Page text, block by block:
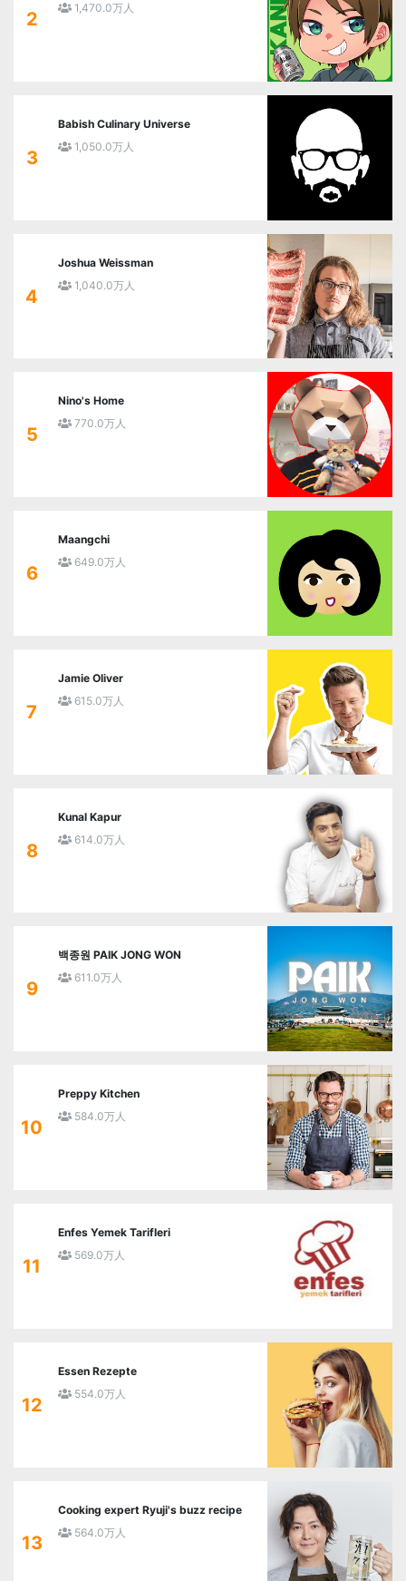
2
1,470.0万人
3
Babish Culinary Universe
1,050.0万人
4
Joshua Weissman
1,040.0万人
5
Nino's Home
770.0万人
6
Maangchi
649.0万人
7
Jamie Oliver
615.0万人
8
Kunal Kapur
614.0万人
9
백종원 PAIK JONG WON
611.0万人
10
Preppy Kitchen
584.0万人
11
Enfes Yemek Tarifleri
569.0万人
12
Essen Rezepte
554.0万人
13
Cooking expert Ryuji's buzz recipe
564.0万人